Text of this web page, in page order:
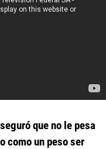
que no le pesa
como un peso ser